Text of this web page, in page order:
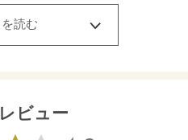
酸、ポリリシノレイン酸ポリグ
、レモン果実水＊、マンゴー果
養エキス、乳酸桿菌培養溶解
酸２Ｋ、水、炭酸Ｃａ、ペンチ
ル、ラウロイルリシン、グリセ
読む
ビュー